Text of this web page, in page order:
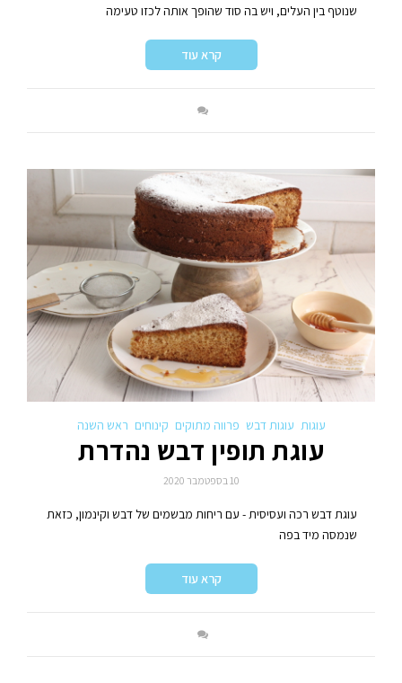
שנוטף בין העלים, ויש בה סוד שהופך אותה לכזו טעימה
קרא עוד
עוגות עוגות דבש פרווה מתוקים קינוחים ראש השנה
עוגת תופין דבש נהדרת
10 בספטמבר 2020
עוגת דבש רכה ועסיסית - עם ריחות מבשמים של דבש וקינמון, כזאת
שנמסה מיד בפה
קרא עוד